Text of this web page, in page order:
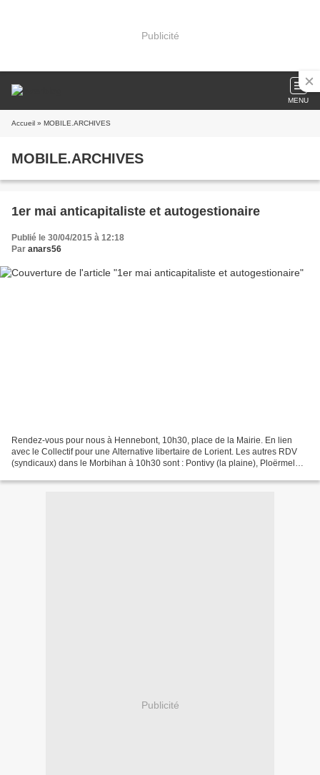
Publicité
MENU
Accueil » MOBILE.ARCHIVES
MOBILE.ARCHIVES
1er mai anticapitaliste et autogestionaire
Publié le 30/04/2015 à 12:18
Par anars56
Rendez-vous pour nous à Hennebont, 10h30, place de la Mairie. En lien
avec le Collectif pour une Alternative libertaire de Lorient. Les autres RDV
(syndicaux) dans le Morbihan à 10h30 sont : Pontivy (la plaine), Ploërmel
Publicité